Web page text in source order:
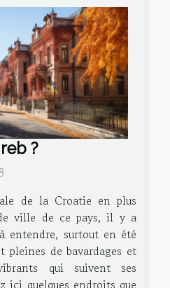
?
de la Croatie en plus
ville de ce pays, il y a
entendre, surtout en été
pleines de bavardages et
qui suivent ses
ici quelques endroits que